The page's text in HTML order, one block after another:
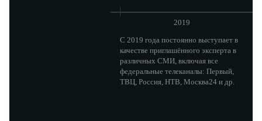
C 2019 года постоянно выступает в
качестве приглашённого эксперта в
различных СМИ, включая все
федеральные телеканалы: Первый,
ТВЦ, Россия, НТВ, Москва24 и др.
2019